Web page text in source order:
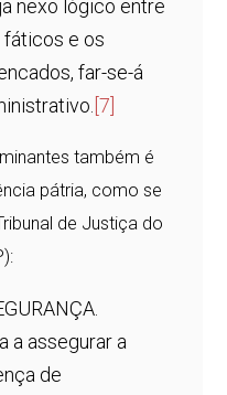
nexo lógico entre
e os
far-se-á
[7]
também é
pátria, como se
de Justiça do
a assegurar a
de